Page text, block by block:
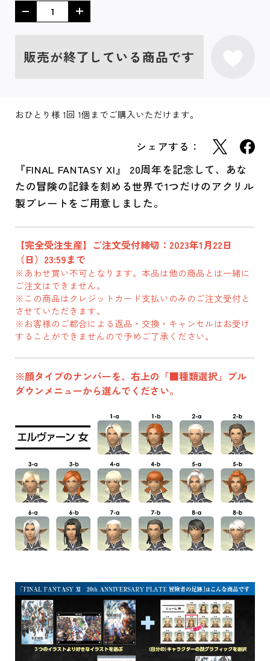
販売が終了している商品です
おひとり様 1回 1個までご購入いただけます。
シェアする：
『FINAL FANTASY XI』 20周年を記念して、あな
たの冒険の記録を刻める世界で1つだけのアクリル
製プレートをご用意しました。
【完全受注生産】ご注文受付締切：2023年1月22日
（日）23:59まで
※あわせ買い不可となります。本品は他の商品とは一緒に
ご注文はできません。
※この商品はクレジットカード支払いのみのご注文受付と
させていただきます。
※お客様のご都合による返品・交換・キャンセルはお受け
することができませんので予めご了承ください。
※顔タイプのナンバーを、右上の「■種類選択」プル
ダウンメニューから選んでください。